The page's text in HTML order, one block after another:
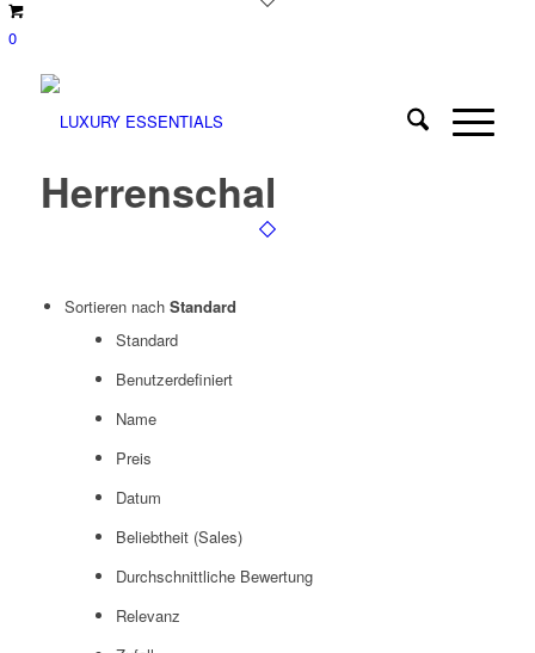
0
Herrenschal
Sortieren nach Standard
Standard
Benutzerdefiniert
Name
Preis
Datum
Beliebtheit (Sales)
Durchschnittliche Bewertung
Relevanz